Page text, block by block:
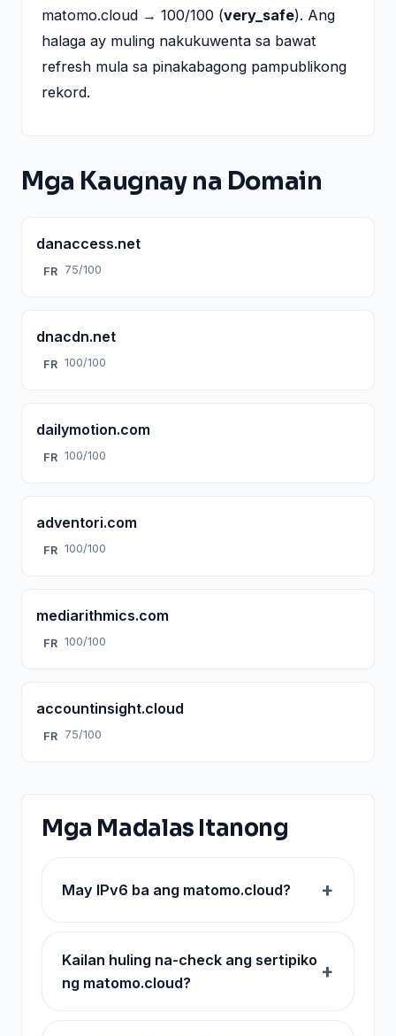
matomo.cloud → 100/100 (very_safe). Ang
halaga ay muling nakukuwenta sa bawat
refresh mula sa pinakabagong pampublikong
rekord.
Mga Kaugnay na Domain
danaccess.net
FR 75/100
dnacdn.net
FR 100/100
dailymotion.com
FR 100/100
adventori.com
FR 100/100
mediarithmics.com
FR 100/100
accountinsight.cloud
FR 75/100
Mga Madalas Itanong
May IPv6 ba ang matomo.cloud?
Kailan huling na-check ang sertipiko
ng matomo.cloud?